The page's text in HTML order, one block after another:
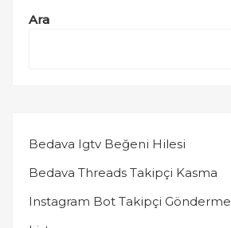
Ara
Bedava Igtv Beğeni Hilesi
Bedava Threads Takipçi Kasma
Instagram Bot Takipçi Gönderme